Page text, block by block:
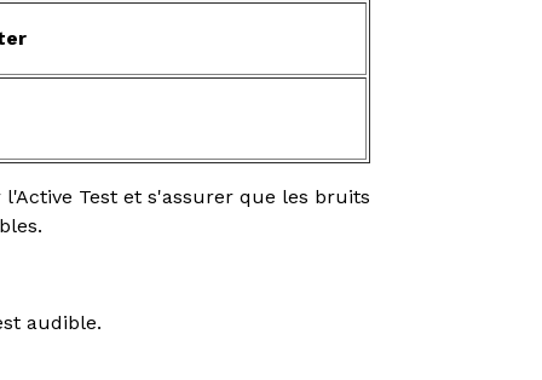
Test et s'assurer que les bruits
audible.